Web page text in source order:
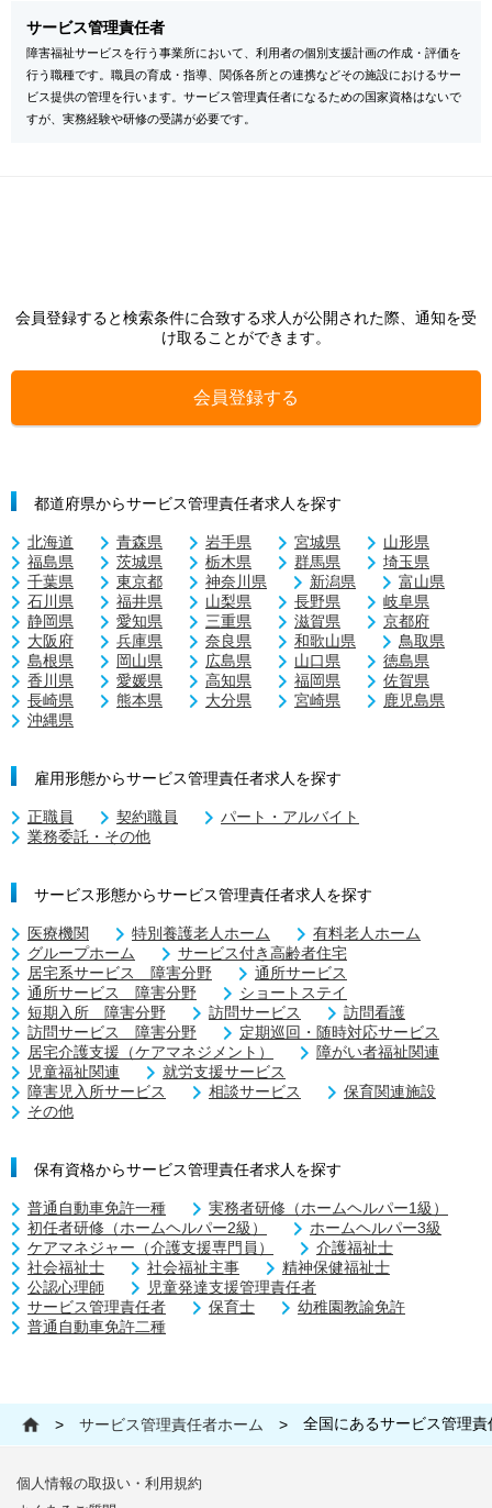
サービス管理責任者
障害福祉サービスを行う事業所において、利用者の個別支援計画の作成・評価を
行う職種です。職員の育成・指導、関係各所との連携などその施設におけるサー
ビス提供の管理を行います。サービス管理責任者になるための国家資格はないで
すが、実務経験や研修の受講が必要です。
会員登録すると検索条件に合致する求人が公開された際、通知を受
け取ることができます。
会員登録する
都道府県からサービス管理責任者求人を探す
北海道 青森県 岩手県 宮城県
山形県
福島県
茨城県 栃木県 群馬県
埼玉県
千葉県
東京都 神奈川県 新潟県
富山県
石川県
福井県 山梨県 長野県
岐阜県
静岡県
愛知県 三重県 滋賀県
京都府
大阪府
兵庫県 奈良県 和歌山県
鳥取県
島根県
岡山県 広島県 山口県
徳島県
香川県
愛媛県 高知県 福岡県
佐賀県
長崎県
熊本県 大分県 宮崎県
鹿児島県
沖縄県
雇用形態からサービス管理責任者求人を探す
正職員 契約職員
パート・アルバイト
業務委託・その他
サービス形態からサービス管理責任者求人を探す
医療機関 特別養護老人ホーム
有料老人ホーム
グループホーム
サービス付き高齢者住宅
居宅系サービス 障害分野
通所サービス
通所サービス 障害分野
ショートステイ
短期入所 障害分野
訪問サービス
訪問看護
訪問サービス 障害分野
定期巡回・随時対応サービス
居宅介護支援（ケアマネジメント）
障がい者福祉関連
児童福祉関連
就労支援サービス
障害児入所サービス
相談サービス
保育関連施設
その他
保有資格からサービス管理責任者求人を探す
普通自動車免許一種
実務者研修（ホームヘルパー1級）
初任者研修（ホームヘルパー2級）
ホームヘルパー3級
ケアマネジャー（介護支援専門員）
介護福祉士
社会福祉士
社会福祉主事
精神保健福祉士
公認心理師
児童発達支援管理責任者
サービス管理責任者
保育士
幼稚園教諭免許
普通自動車免許二種
> サービス管理責任者ホーム > 全国にあるサービス管理
個人情報の取扱い・利用規約